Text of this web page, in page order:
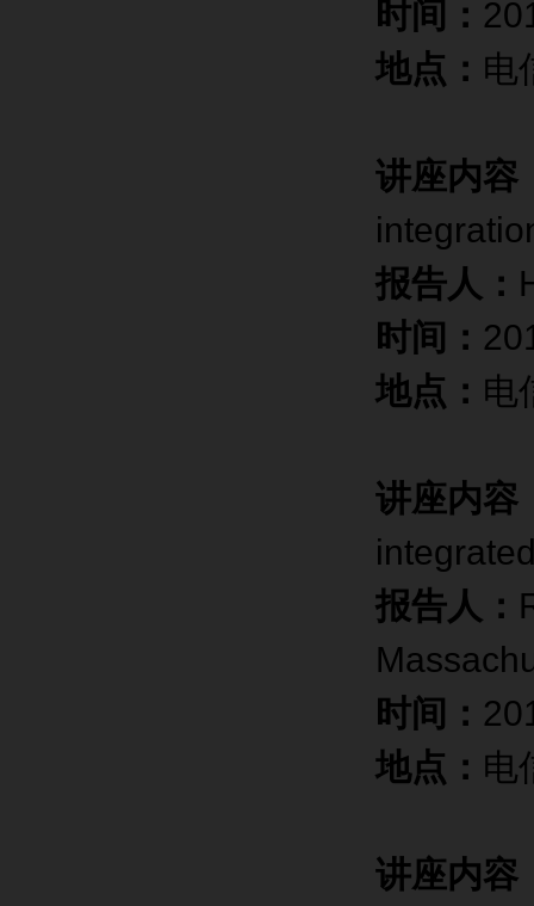
时间：
地点： 电
讲座内容
报告人：
时间：
地点： 电
讲座内容
报告人：
时间：
地点： 电
讲座内容